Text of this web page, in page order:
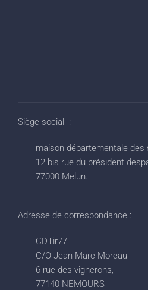
Siège social :
maison départementale des
12 bis rue du président
77000 Melun.
Adresse de correspondance :
CDTir77
C/O Jean-Marc Moreau
6 rue des vignerons,
77140 NEMOURS